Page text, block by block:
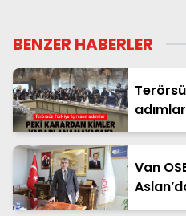
BENZER HABERLER
Van